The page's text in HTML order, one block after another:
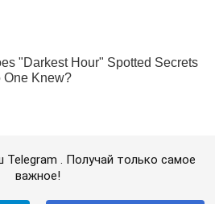
. Получай только самое
важное!